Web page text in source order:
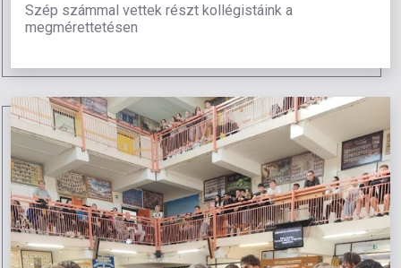
Szép számmal vettek részt kollégistáink a
megmérettetésen